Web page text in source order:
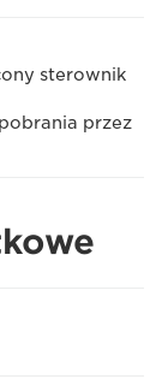
sterownik
przez